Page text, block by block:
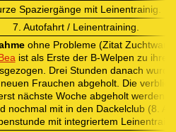
Spaziergänge mit Leinentrainig.
7. Autofahrt / Leinentraining.
ohne Probleme (Zitat Zuchtwart:
ist als Erste der B-Welpen zu ihrer
Drei Stunden danach
Frauchen abgeholt. Die
nächste Woche abgeholt werden,
nochmal mit in den Dackelclub (8.
mit integriertem